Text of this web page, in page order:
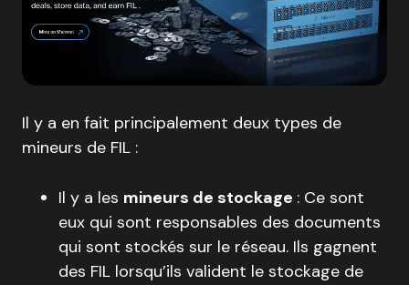
Il y a en fait principalement deux types de
mineurs de FIL :
Il y a les mineurs de stockage : Ce sont
eux qui sont responsables des documents
qui sont stockés sur le réseau. Ils gagnent
des FIL lorsqu’ils valident le stockage de